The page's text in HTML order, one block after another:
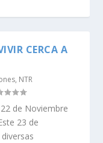
CERCA A
, NTR
de Noviembre
23 de